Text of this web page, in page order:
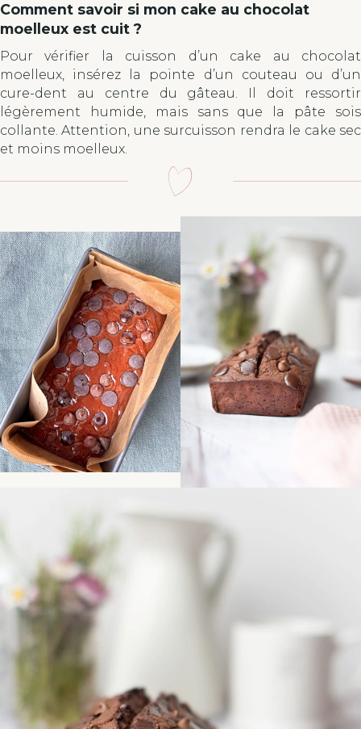
Comment savoir si mon cake au chocolat
moelleux est cuit ?
Pour vérifier la cuisson d’un cake au chocolat
moelleux, insérez la pointe d’un couteau ou d’un
cure-dent au centre du gâteau. Il doit ressortir
légèrement humide, mais sans que la pâte sois
collante. Attention, une surcuisson rendra le cake sec
et moins moelleux.